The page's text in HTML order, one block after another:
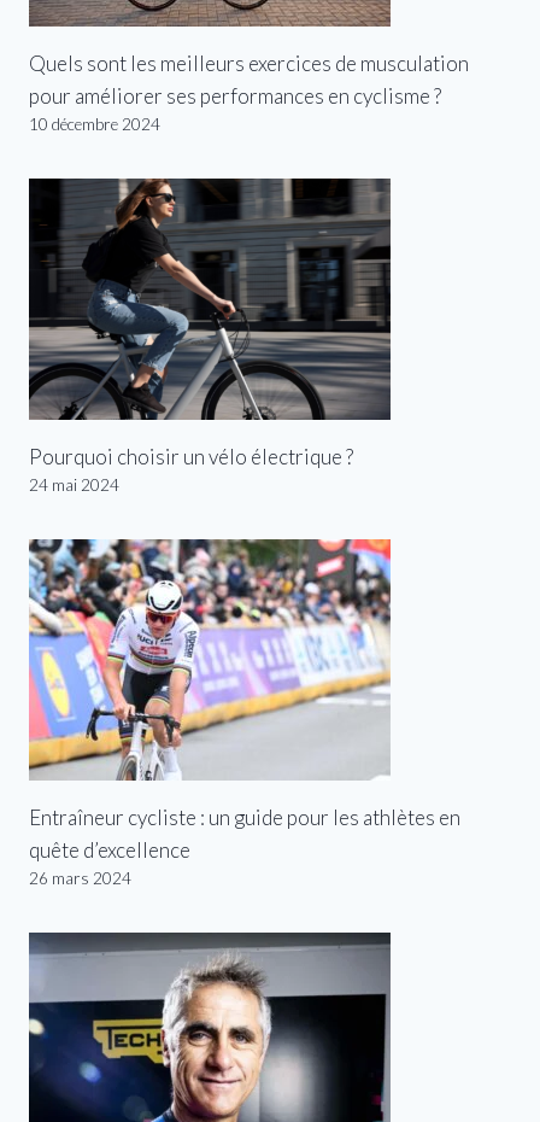
Quels sont les meilleurs exercices de musculation
pour améliorer ses performances en cyclisme ?
10 décembre 2024
Pourquoi choisir un vélo électrique ?
24 mai 2024
Entraîneur cycliste : un guide pour les athlètes en
quête d’excellence
26 mars 2024